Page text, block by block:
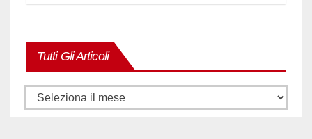
Tutti Gli Articoli
Tutti